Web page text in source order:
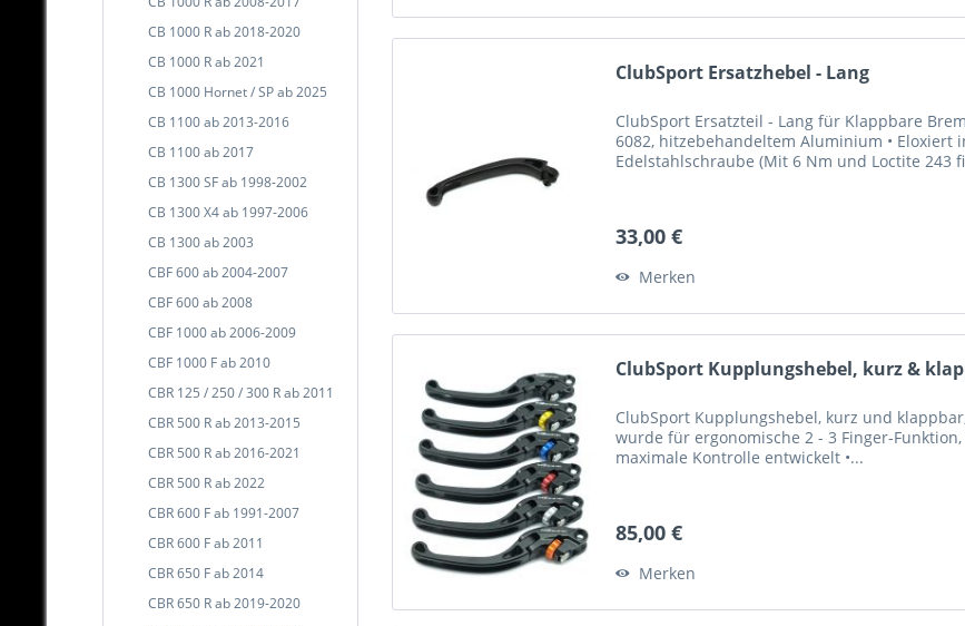
CB 1000 R ab 2018-2020
CB 1000 R ab 2021
CB 1000 Hornet / SP ab 2025
CB 1100 ab 2013-2016
CB 1100 ab 2017
CB 1300 SF ab 1998-2002
CB 1300 X4 ab 1997-2006
CB 1300 ab 2003
CBF 600 ab 2004-2007
CBF 600 ab 2008
CBF 1000 ab 2006-2009
CBF 1000 F ab 2010
CBR 125 / 250 / 300 R ab 2011
CBR 500 R ab 2013-2015
CBR 500 R ab 2016-2021
CBR 500 R ab 2022
CBR 600 F ab 1991-2007
CBR 600 F ab 2011
CBR 650 F ab 2014
CBR 650 R ab 2019-2020
ClubSport Ersatzhebel - Lang
ClubSport Ersatzteil - Lang für Klappbare
6082, hitzebehandeltem Aluminium • Eloxiert
Edelstahlschraube (Mit 6 Nm und Loctite 243
33,00 €
Merken
ClubSport Kupplungshebel, kurz &
ClubSport Kupplungshebel, kurz und
wurde für ergonomische 2 - 3 Finger-
maximale Kontrolle entwickelt •...
85,00 €
Merken